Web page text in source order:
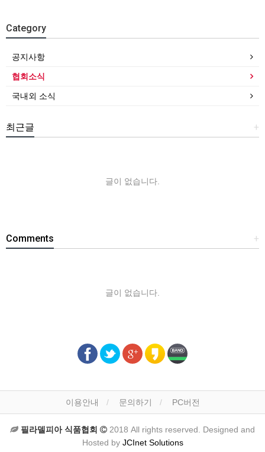
Category
공지사항
협회소식
국내외 소식
+
최근글
글이 없습니다.
+
Comments
글이 없습니다.
이용안내 문의하기 PC버전
필라델피아 식품협회
2018 All rights reserved. Designed and
Hosted by JCInet Solutions